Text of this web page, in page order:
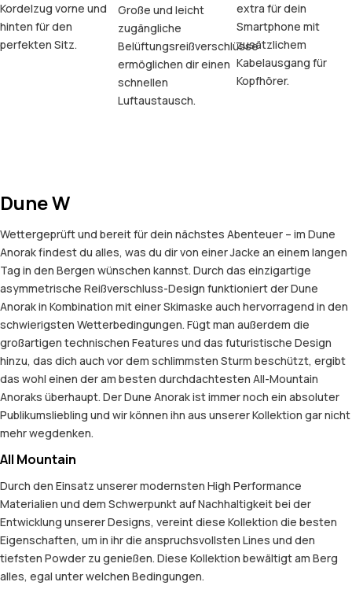
Kordelzug vorne und
hinten für den
perfekten Sitz.
Große und leicht
zugängliche
Belüftungsreißverschlüsse
ermöglichen dir einen
schnellen
Luftaustausch.
extra für dein
Smartphone mit
zusätzlichem
Kabelausgang für
Kopfhörer.
Dune W
Wettergeprüft und bereit für dein nächstes Abenteuer – im Dune
Anorak findest du alles, was du dir von einer Jacke an einem langen
Tag in den Bergen wünschen kannst. Durch das einzigartige
asymmetrische Reißverschluss-Design funktioniert der Dune
Anorak in Kombination mit einer Skimaske auch hervorragend in den
schwierigsten Wetterbedingungen. Fügt man außerdem die
großartigen technischen Features und das futuristische Design
hinzu, das dich auch vor dem schlimmsten Sturm beschützt, ergibt
das wohl einen der am besten durchdachtesten All-Mountain
Anoraks überhaupt. Der Dune Anorak ist immer noch ein absoluter
Publikumsliebling und wir können ihn aus unserer Kollektion gar nicht
mehr wegdenken.
All Mountain
Durch den Einsatz unserer modernsten High Performance
Materialien und dem Schwerpunkt auf Nachhaltigkeit bei der
Entwicklung unserer Designs, vereint diese Kollektion die besten
Eigenschaften, um in ihr die anspruchsvollsten Lines und den
tiefsten Powder zu genießen. Diese Kollektion bewältigt am Berg
alles, egal unter welchen Bedingungen.